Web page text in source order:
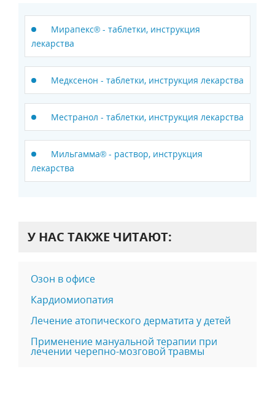
Мирапекс® - таблетки, инструкция
лекарства
Медксенон - таблетки, инструкция лекарства
Местранол - таблетки, инструкция лекарства
Мильгамма® - раствор, инструкция
лекарства
У НАС ТАКЖЕ ЧИТАЮТ:
Озон в офисе
Кардиомиопатия
Лечение атопического дерматита у детей
Применение мануальной терапии при
лечении черепно-мозговой травмы